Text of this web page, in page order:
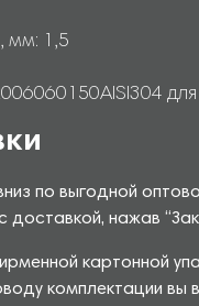
мм: 1,5
по выгодной
доставкой, нажав
картонной
комплектации